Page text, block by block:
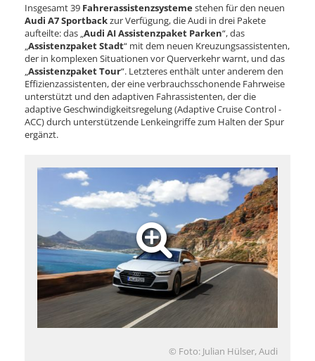
Insgesamt 39 Fahrerassistenzsystemestehen für den neuen
Audi A7 Sportbackzur Verfügung, die Audi in drei Pakete
aufteilte: das „Audi AI Assistenzpaket Parken“, das
„Assistenzpaket Stadt“ mit dem neuen Kreuzungsassistenten,
der in komplexen Situationen vor Querverkehr warnt, und das
„Assistenzpaket Tour“. Letzteres enthält unter anderem den
Effizienzassistenten, der eine verbrauchsschonende Fahrweise
unterstützt und den adaptiven Fahrassistenten, der die
adaptive Geschwindigkeitsregelung (Adaptive Cruise Control -
ACC) durch unterstützende Lenkeingriffe zum Halten der Spur
ergänzt.
© Foto: Julian Hülser, Audi